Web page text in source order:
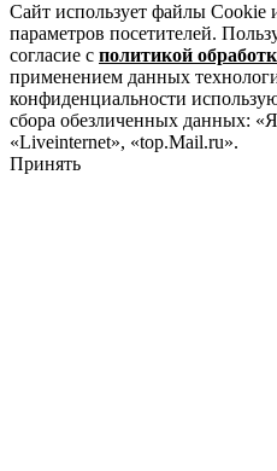
Сайт использует файлы Cookie
параметров посетителей.
согласие с политикой
применением данных
конфиденциальности
сбора обезличенных данных:
«Liveinternet», «top.Mail.ru».
Принять